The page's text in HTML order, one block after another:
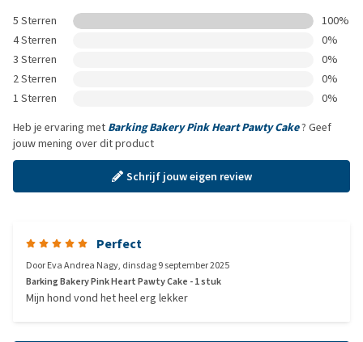
5 Sterren
100%
4 Sterren
0%
3 Sterren
0%
2 Sterren
0%
1 Sterren
0%
Heb je ervaring met Barking Bakery Pink Heart Pawty Cake? Geef
jouw mening over dit product
Schrijf jouw eigen review
Perfect
DoorEva Andrea Nagy, dinsdag 9 september 2025
Barking Bakery Pink Heart Pawty Cake - 1 stuk
Mijn hond vond het heel erg lekker